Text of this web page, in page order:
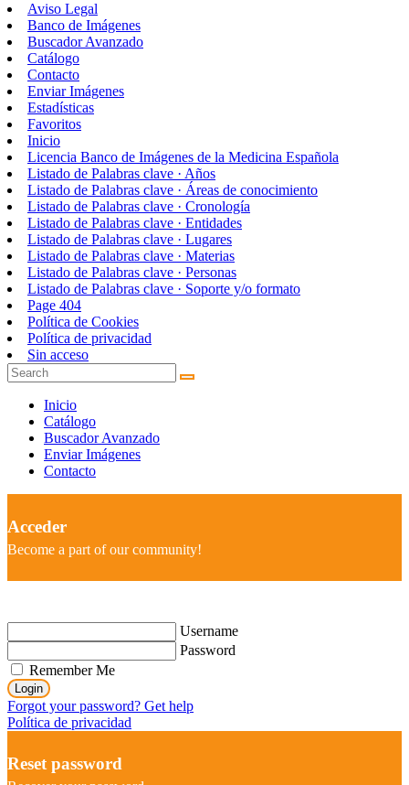
Aviso Legal
Banco de Imágenes
Buscador Avanzado
Catálogo
Contacto
Enviar Imágenes
Estadísticas
Favoritos
Inicio
Licencia Banco de Imágenes de la Medicina Española
Listado de Palabras clave · Años
Listado de Palabras clave · Áreas de conocimiento
Listado de Palabras clave · Cronología
Listado de Palabras clave · Entidades
Listado de Palabras clave · Lugares
Listado de Palabras clave · Materias
Listado de Palabras clave · Personas
Listado de Palabras clave · Soporte y/o formato
Page 404
Política de Cookies
Política de privacidad
Sin acceso
Inicio
Catálogo
Buscador Avanzado
Enviar Imágenes
Contacto
Acceder
Become a part of our community!
Username
Password
Remember Me
Login
Forgot your password? Get help
Política de privacidad
Reset password